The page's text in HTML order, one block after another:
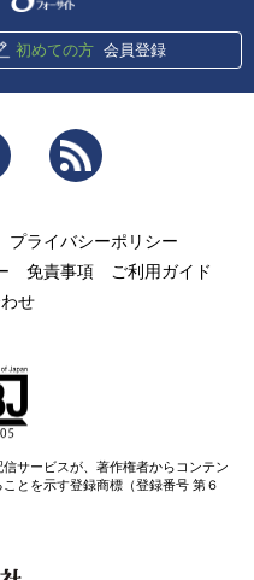
初めての方 会員登録
Twitter
プライバシーポリシー
免責事項
ご利用ガイド
せ
サービスが、著作権者からコンテン
とを示す登録商標（登録番号 第６